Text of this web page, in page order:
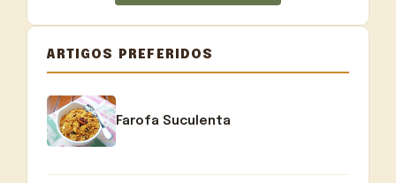
ARTIGOS PREFERIDOS
Farofa Suculenta